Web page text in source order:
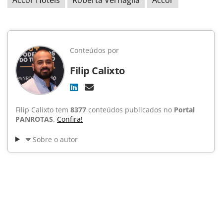
Conteúdos por
Filip Calixto
Filip Calixto tem 8377 conteúdos publicados no Portal
PANROTAS. Confira!
Sobre o autor